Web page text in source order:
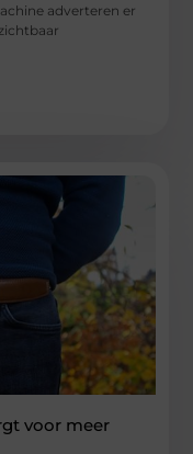
adverteren er
voor meer